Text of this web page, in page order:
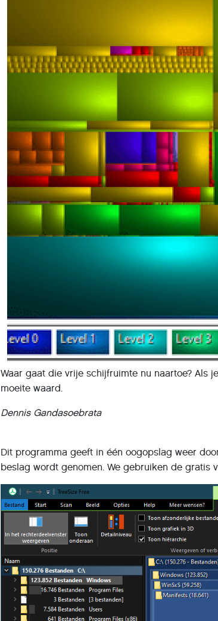
Waar gaat die vrije schijfruimte nu naartoe? Als
moeite waard.
Dennis Gandasoebrata
Dit programma geeft in één oogopslag weer
beslag wordt genomen. We gebruiken de gratis